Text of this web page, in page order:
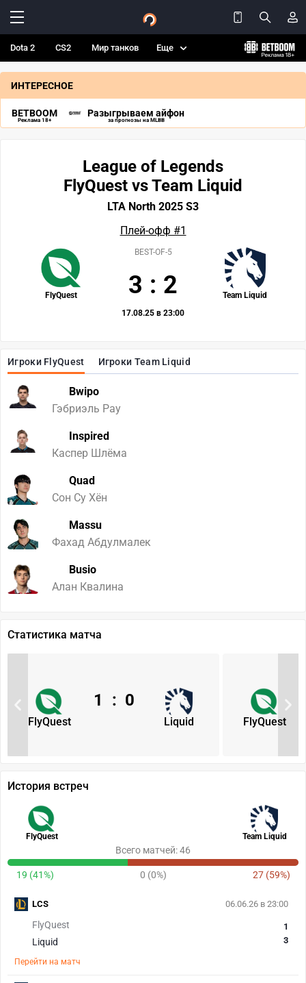
Dota 2 CS2 Мир танков Еще
ИНТЕРЕСНОЕ
BETBOOM
Реклама 18+
Разыгрываем айфон
за прогнозы на MLBB
Игроки FlyQuest Игроки Team Liquid
Bwipo
Гэбриэль Рау
Inspired
Каспер Шлёма
Quad
Сон Су Хён
Massu
Фахад Абдулмалек
Busio
Алан Квалина
League of Legends
FlyQuest vs Team Liquid
LTA North 2025 S3
Плей-офф #1
FlyQuest Team Liquid
BEST-OF-5
3 : 2
17.08.25 в 23:00
Статистика матча
FlyQuest Liquid
1 : 0
FlyQuest
История встреч
FlyQuest Team Liquid
Всего матчей: 46
19 (41%) 0 (0%) 27 (59%)
06.06.26 в 23:00
FlyQuest
Liquid
1
3
Перейти на матч
LCS